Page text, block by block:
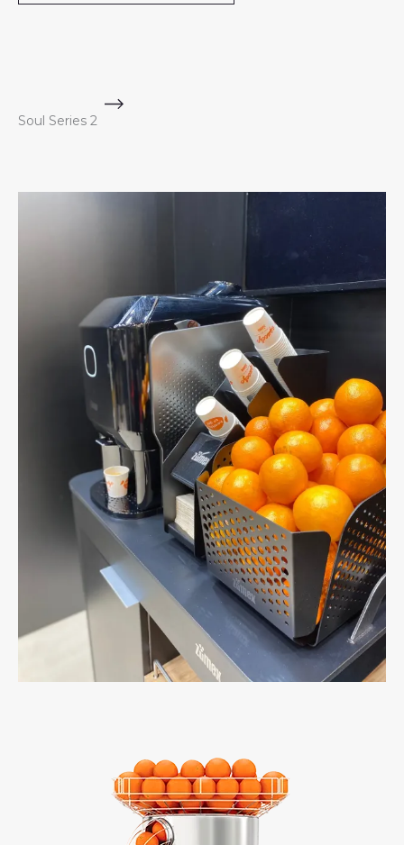
Soul Series 2